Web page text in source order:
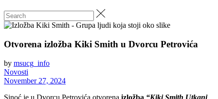
Otvorena izložba Kiki Smith u Dvorcu Petrovića
by msucg_info
Novosti
November 27, 2024
Sinoć je u Dvorcu Petrovića otvorena izložba “Kiki Smith Utkani